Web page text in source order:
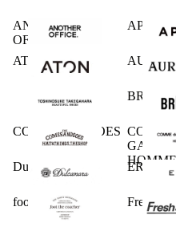
ANOTHER
OFFICE
APFR
ATON
BRAUN
COMESANDGOES COMME
HOMME
Dulcamara ERA.
foot the coacher